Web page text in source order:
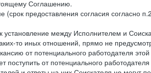
Соглашению.
предоставления согласия согласно
между Исполнителем и
то иных отношений, прямо не
от потенциального работодателя
от потенциального